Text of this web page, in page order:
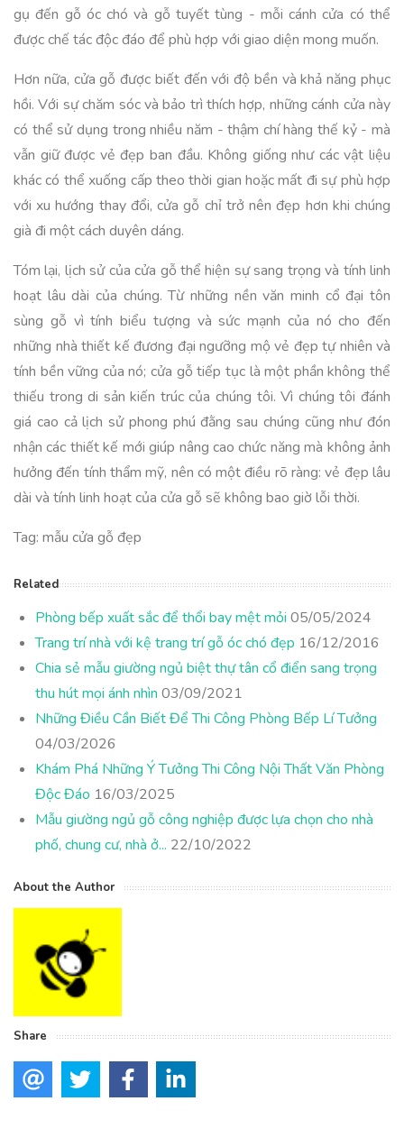
gụ đến gỗ óc chó và gỗ tuyết tùng - mỗi cánh cửa có thể
được chế tác độc đáo để phù hợp với giao diện mong muốn.
Hơn nữa, cửa gỗ được biết đến với độ bền và khả năng phục
hồi. Với sự chăm sóc và bảo trì thích hợp, những cánh cửa này
có thể sử dụng trong nhiều năm - thậm chí hàng thế kỷ - mà
vẫn giữ được vẻ đẹp ban đầu. Không giống như các vật liệu
khác có thể xuống cấp theo thời gian hoặc mất đi sự phù hợp
với xu hướng thay đổi, cửa gỗ chỉ trở nên đẹp hơn khi chúng
già đi một cách duyên dáng.
Tóm lại, lịch sử của cửa gỗ thể hiện sự sang trọng và tính linh
hoạt lâu dài của chúng. Từ những nền văn minh cổ đại tôn
sùng gỗ vì tính biểu tượng và sức mạnh của nó cho đến
những nhà thiết kế đương đại ngưỡng mộ vẻ đẹp tự nhiên và
tính bền vững của nó; cửa gỗ tiếp tục là một phần không thể
thiếu trong di sản kiến trúc của chúng tôi. Vì chúng tôi đánh
giá cao cả lịch sử phong phú đằng sau chúng cũng như đón
nhận các thiết kế mới giúp nâng cao chức năng mà không ảnh
hưởng đến tính thẩm mỹ, nên có một điều rõ ràng: vẻ đẹp lâu
dài và tính linh hoạt của cửa gỗ sẽ không bao giờ lỗi thời.
Tag: mẫu cửa gỗ đẹp
Related
Phòng bếp xuất sắc để thổi bay mệt mỏi 05/05/2024
Trang trí nhà với kệ trang trí gỗ óc chó đẹp 16/12/2016
Chia sẻ mẫu giường ngủ biệt thự tân cổ điển sang trọng
thu hút mọi ánh nhìn 03/09/2021
Những Điều Cần Biết Để Thi Công Phòng Bếp Lí Tưởng
04/03/2026
Khám Phá Những Ý Tưởng Thi Công Nội Thất Văn Phòng
Độc Đáo 16/03/2025
Mẫu giường ngủ gỗ công nghiệp được lựa chọn cho nhà
phố, chung cư, nhà ở... 22/10/2022
About the Author
Share